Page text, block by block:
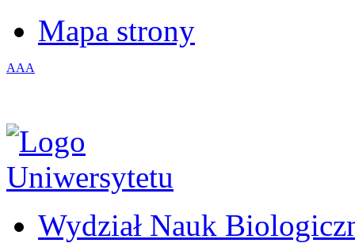
Mapa strony
AAA
Wydział Nauk